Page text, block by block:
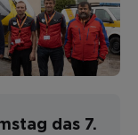
das 7.